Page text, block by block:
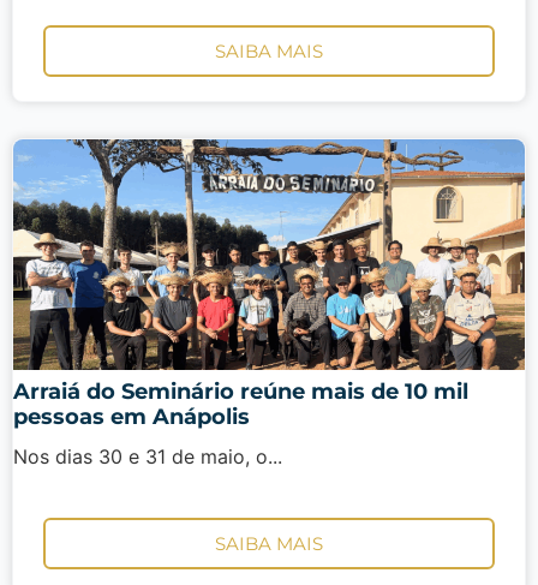
SAIBA MAIS
Arraiá do Seminário reúne mais de 10 mil
pessoas em Anápolis
Nos dias 30 e 31 de maio, o...
SAIBA MAIS